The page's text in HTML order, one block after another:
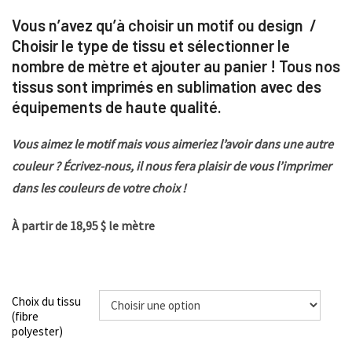
Vous n’avez qu’à choisir un motif ou design /
Choisir le type de tissu et sélectionner le
nombre de mètre et ajouter au panier ! Tous nos
tissus sont imprimés en sublimation avec des
équipements de haute qualité.
Vous aimez le motif mais vous aimeriez l’avoir dans une autre
couleur ? Écrivez-nous, il nous fera plaisir de vous l’imprimer
dans les couleurs de votre choix !
À partir de 18,95 $ le mètre
Choix du tissu
(fibre
polyester)